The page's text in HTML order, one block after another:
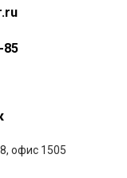
85
офис 1505